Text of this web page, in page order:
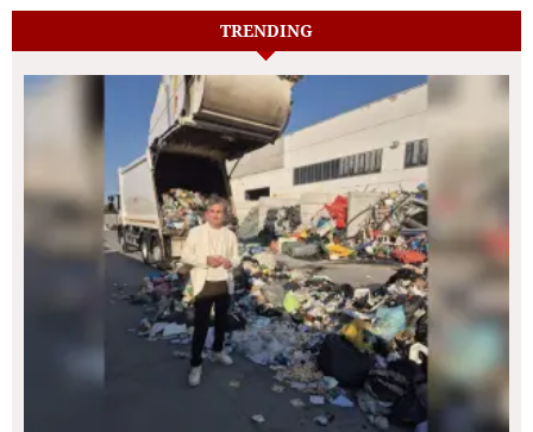
TRENDING